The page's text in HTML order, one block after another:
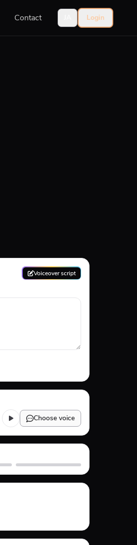
Contact Login
Voiceover script
Choose voice
Subway Surfer